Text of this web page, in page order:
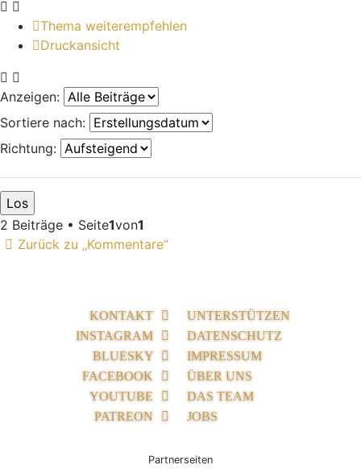
Thema weiterempfehlen
Druckansicht
Anzeigen:
Sortiere nach:
Richtung:
2 Beiträge • Seite1von1
Zurück zu „Kommentare“
KONTAKT
INSTAGRAM
BLUESKY
FACEBOOK
YOUTUBE
PATREON
UNTERSTÜTZEN
DATENSCHUTZ
IMPRESSUM
ÜBER UNS
DAS TEAM
JOBS
Partnerseiten